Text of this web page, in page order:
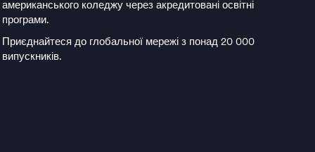
американського коледжу через акредитовані освітні
програми.
Приєднайтеся до глобальної мережі з понад 20 000
випускників.